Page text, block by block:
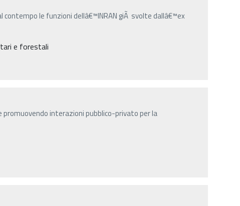
contempo le funzioni dellâ€™INRAN giÃ svolte dallâ€™ex
e forestali
promuovendo interazioni pubblico-privato per la